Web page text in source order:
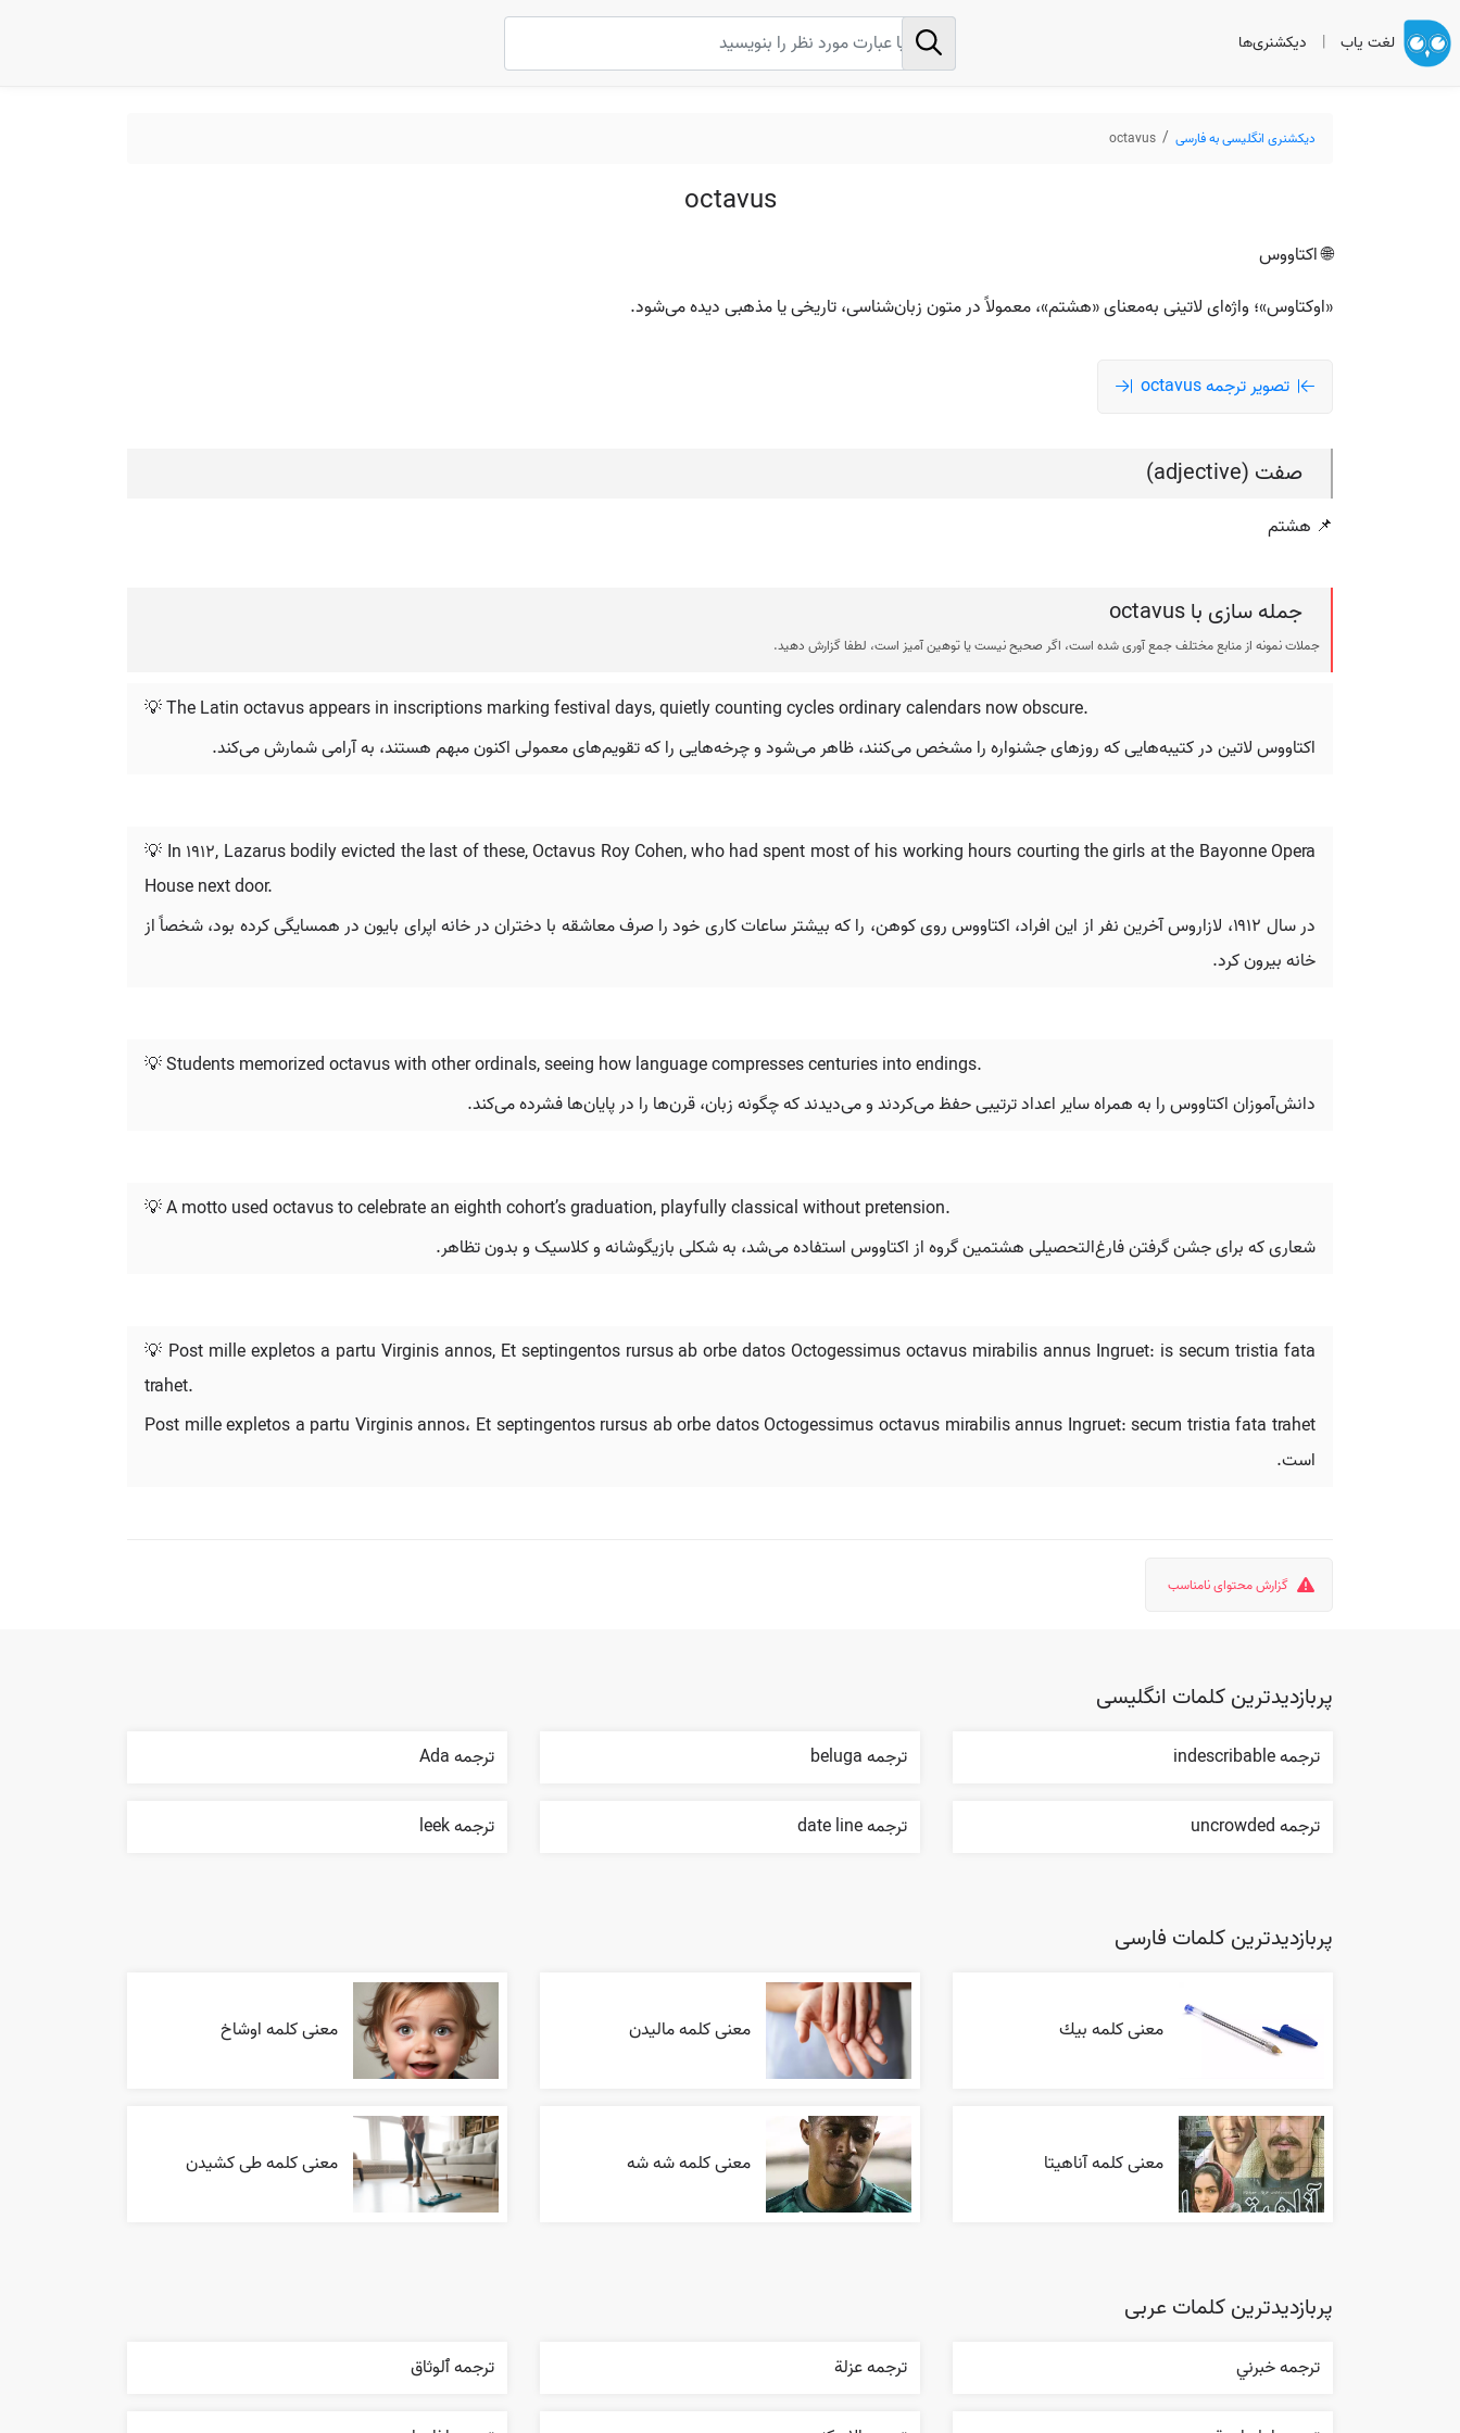
لغت یاب | دیکشنری‌ها
دیکشنری انگلیسی به فارسی octavus
octavus
🌐 اکتاووس
«اوکتاوس»؛ واژه‌ای لاتینی به‌معنای «هشتم»، معمولاً در متون زبان‌شناسی، تاریخی یا مذهبی دیده می‌شود.
تصویر ترجمه octavus
صفت (adjective)
📌 هشتم
جمله سازی با octavus
جملات نمونه از منابع مختلف جمع آوری شده است، اگر صحیح نیست یا توهین آمیز است، لطفا گزارش دهید.
💡 The Latin octavus appears in inscriptions marking festival days, quietly counting cycles ordinary calendars now obscure.
اکتاووس لاتین در کتیبه‌هایی که روزهای جشنواره را مشخص می‌کنند، ظاهر می‌شود و چرخه‌هایی را که تقویم‌های معمولی اکنون مبهم هستند، به آرامی شمارش می‌کند.
💡 In 1912, Lazarus bodily evicted the last of these, Octavus Roy Cohen, who had spent most of his working hours courting the girls at the Bayonne Opera
House next door.
در سال ۱۹۱۲، لازاروس آخرین نفر از این افراد، اکتاووس روی کوهن، را که بیشتر ساعات کاری خود را صرف معاشقه با دختران در خانه اپرای بایون در همسایگی کرده بود، شخصاً از
خانه بیرون کرد.
💡 Students memorized octavus with other ordinals, seeing how language compresses centuries into endings.
دانش‌آموزان اکتاووس را به همراه سایر اعداد ترتیبی حفظ می‌کردند و می‌دیدند که چگونه زبان، قرن‌ها را در پایان‌ها فشرده می‌کند.
💡 A motto used octavus to celebrate an eighth cohort’s graduation, playfully classical without pretension.
شعاری که برای جشن گرفتن فارغ‌التحصیلی هشتمین گروه از اکتاووس استفاده می‌شد، به شکلی بازیگوشانه و کلاسیک و بدون تظاهر.
💡 Post mille expletos a partu Virginis annos, Et septingentos rursus ab orbe datos Octogessimus octavus mirabilis annus Ingruet: is secum tristia fata
trahet.
Post mille expletos a partu Virginis annos، Et septingentos rursus ab orbe datos Octogessimus octavus mirabilis annus Ingruet: secum tristia fata trahet
است.
گزارش محتوای نامناسب
پربازدیدترین کلمات انگلیسی
ترجمه indescribable ترجمه beluga ترجمه Ada
ترجمه uncrowded ترجمه date line ترجمه leek
پربازدیدترین کلمات فارسی
معنی کلمه بيك معنی کلمه مالیدن معنی کلمه اوشاخ
معنی کلمه آناهیتا معنی کلمه شه شه معنی کلمه طی کشیدن
پربازدیدترین کلمات عربی
ترجمه خبرني ترجمه عزلة ترجمه ٱلوثاق